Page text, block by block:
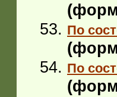
По
По